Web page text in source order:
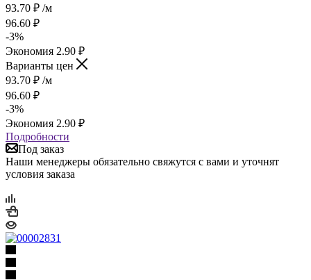
93.70 ₽ /м
96.60 ₽
-3%
Экономия 2.90 ₽
Варианты цен
93.70 ₽ /м
96.60 ₽
-3%
Экономия 2.90 ₽
Подробности
Под заказ
Наши менеджеры обязательно свяжутся с вами и уточнят
условия заказа